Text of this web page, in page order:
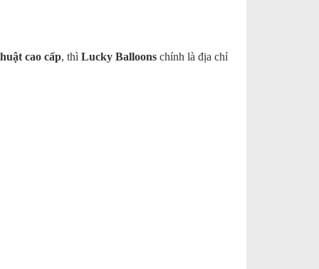
cao cấp, thì Lucky Balloons chính là địa chỉ